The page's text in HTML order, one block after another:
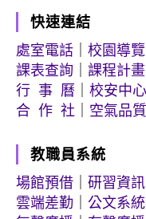
快速連結
處室電話
校園導覽
課表查詢
課程計畫
行 事 曆
校安中心
合 作 社
空氣品質
教職員系統
場館預借
研習資訊
雲端差勤
公文系統